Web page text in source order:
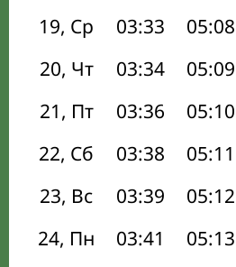
19, Ср
03:33 05:08
20, Чт
03:34 05:09
21, Пт
03:36 05:10
22, Сб
03:38 05:11
23, Вс
03:39 05:12
24, Пн
03:41 05:13